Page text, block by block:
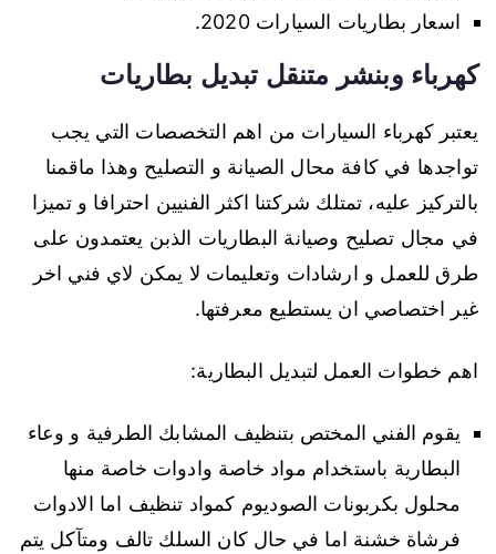
اسعار بطاريات السيارات 2020.
كهرباء وبنشر متنقل تبديل بطاريات
يعتبر كهرباء السيارات من اهم التخصصات التي يجب
تواجدها في كافة محال الصيانة و التصليح وهذا ماقمنا
بالتركيز عليه، تمتلك شركتنا اكثر الفنيين احترافا و تميزا
في مجال تصليح وصيانة البطاريات الذبن يعتمدون على
طرق للعمل و ارشادات وتعليمات لا يمكن لاي فني اخر
غير اختصاصي ان يستطيع معرفتها.
اهم خطوات العمل لتبديل البطارية:
يقوم الفني المختص بتنظيف المشابك الطرفية و وعاء
البطارية باستخدام مواد خاصة وادوات خاصة منها
محلول بكربونات الصوديوم كمواد تنظيف اما الادوات
فرشاة خشنة اما في حال كان السلك تالف ومتآكل يتم